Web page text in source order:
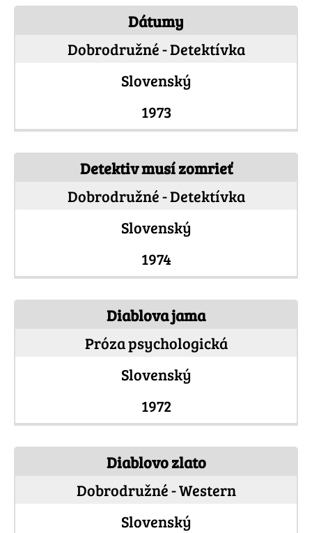
Dátumy
Dobrodružné - Detektívka
Slovenský
1973
Detektiv musí zomrieť
Dobrodružné - Detektívka
Slovenský
1974
Diablova jama
Próza psychologická
Slovenský
1972
Diablovo zlato
Dobrodružné - Western
Slovenský